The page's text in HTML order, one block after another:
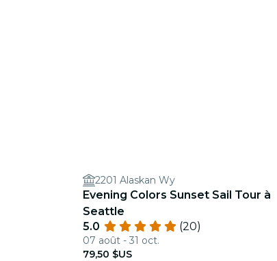
2201 Alaskan Wy
Evening Colors Sunset Sail Tour à
Seattle
5.0
(20)
07 août - 31 oct.
79,50 $US